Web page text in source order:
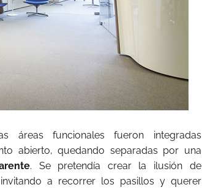
áreas funcionales fueron integradas
abierto, quedando separadas por una
. Se pretendía crear la ilusión de
a recorrer los pasillos y querer